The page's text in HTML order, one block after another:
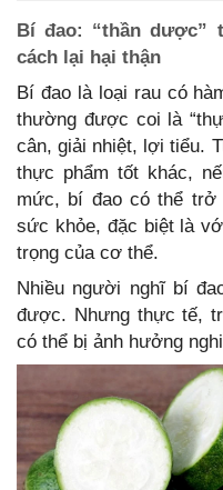
Bí đao: “thần dược”
cách lại hại thận
Bí đao là loại rau có
thường được coi là
cân, giải nhiệt, lợi tiểu.
thực phẩm tốt khác,
mức, bí đao có thể trở
sức khỏe, đặc biệt là
trọng của cơ thể.
Nhiều người nghĩ bí
được. Nhưng thực tế,
có thể bị ảnh hưởng